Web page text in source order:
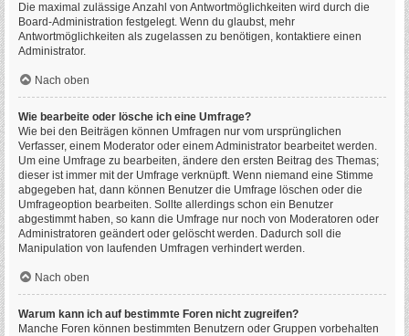
Die maximal zulässige Anzahl von Antwortmöglichkeiten wird durch die
Board-Administration festgelegt. Wenn du glaubst, mehr
Antwortmöglichkeiten als zugelassen zu benötigen, kontaktiere einen
Administrator.
Nach oben
Wie bearbeite oder lösche ich eine Umfrage?
Wie bei den Beiträgen können Umfragen nur vom ursprünglichen
Verfasser, einem Moderator oder einem Administrator bearbeitet werden.
Um eine Umfrage zu bearbeiten, ändere den ersten Beitrag des Themas;
dieser ist immer mit der Umfrage verknüpft. Wenn niemand eine Stimme
abgegeben hat, dann können Benutzer die Umfrage löschen oder die
Umfrageoption bearbeiten. Sollte allerdings schon ein Benutzer
abgestimmt haben, so kann die Umfrage nur noch von Moderatoren oder
Administratoren geändert oder gelöscht werden. Dadurch soll die
Manipulation von laufenden Umfragen verhindert werden.
Nach oben
Warum kann ich auf bestimmte Foren nicht zugreifen?
Manche Foren können bestimmten Benutzern oder Gruppen vorbehalten